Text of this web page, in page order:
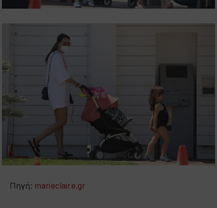
Πηγή: marieclaire.gr